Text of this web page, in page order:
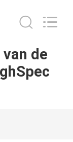
de